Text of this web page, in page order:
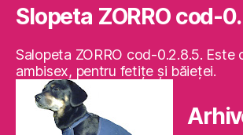
Slopeta ZORRO cod-
Salopeta ZORRO cod-0.2.8.5. Este
ambisex, pentru fetiţe şi băieţei.